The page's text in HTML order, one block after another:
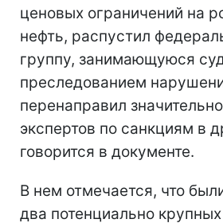
ценовых ограничений на
нефть, распустил
группу, занимающуюся
преследованием
перенаправил
экспертов по санкциям в
говорится в документе.
В нем отмечается, что
два потенциально крупных